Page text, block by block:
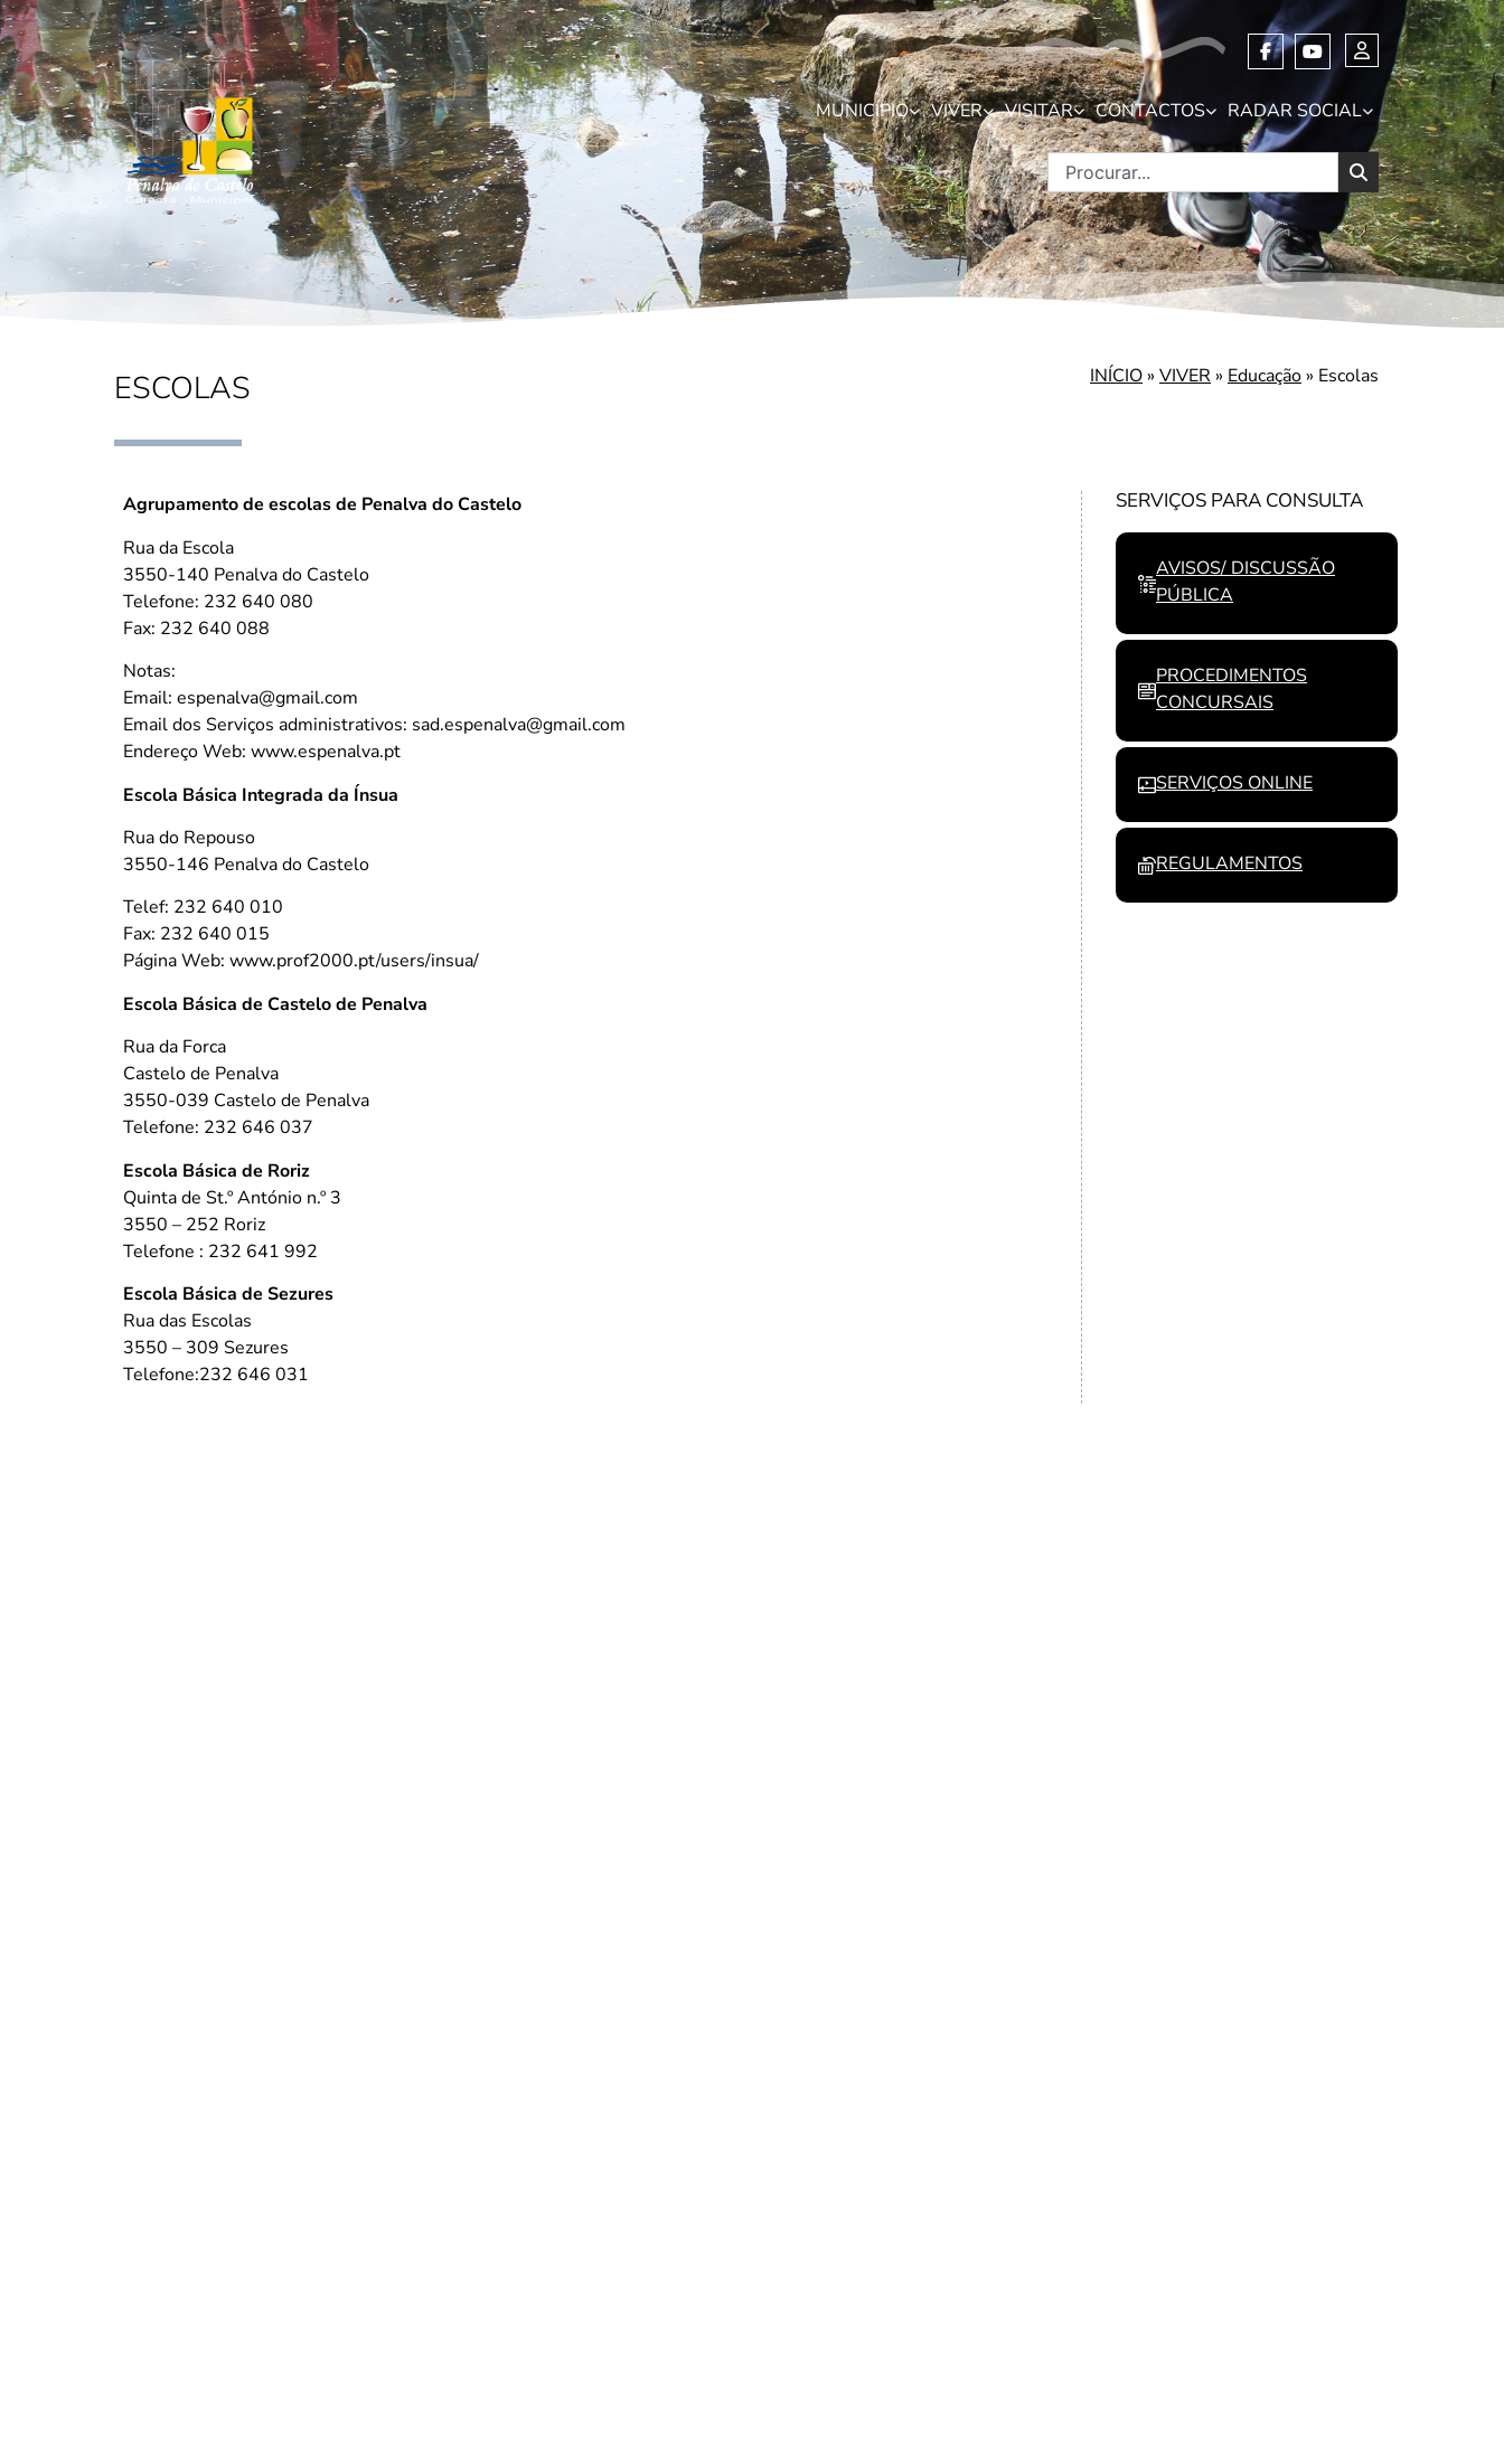
MUNICÍPIO VIVER VISITAR CONTACTOS RADAR SOCIAL
ESCOLAS INÍCIO » VIVER » Educação » Escolas
Agrupamento de escolas de Penalva do Castelo
Rua da Escola
3550-140 Penalva do Castelo
Telefone: 232 640 080
Fax: 232 640 088
Notas:
Email: espenalva@gmail.com
Email dos Serviços administrativos: sad.espenalva@gmail.com
Endereço Web: www.espenalva.pt
Escola Básica Integrada da Ínsua
Rua do Repouso
3550-146 Penalva do Castelo
Telef: 232 640 010
Fax: 232 640 015
Página Web: www.prof2000.pt/users/insua/
Escola Básica de Castelo de Penalva
Rua da Forca
Castelo de Penalva
3550-039 Castelo de Penalva
Telefone: 232 646 037
Escola Básica de Roriz
Quinta de St.º António n.º 3
3550 – 252 Roriz
Telefone : 232 641 992
Escola Básica de Sezures
Rua das Escolas
3550 – 309 Sezures
Telefone:232 646 031
SERVIÇOS PARA CONSULTA
AVISOS/ DISCUSSÃO
PÚBLICA
PROCEDIMENTOS
CONCURSAIS
SERVIÇOS ONLINE
REGULAMENTOS